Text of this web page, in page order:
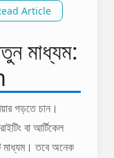
Article
মাধ্যম:
গড়তে চান।
বা আর্টিকেল
মাধ্যম। তবে অনেক